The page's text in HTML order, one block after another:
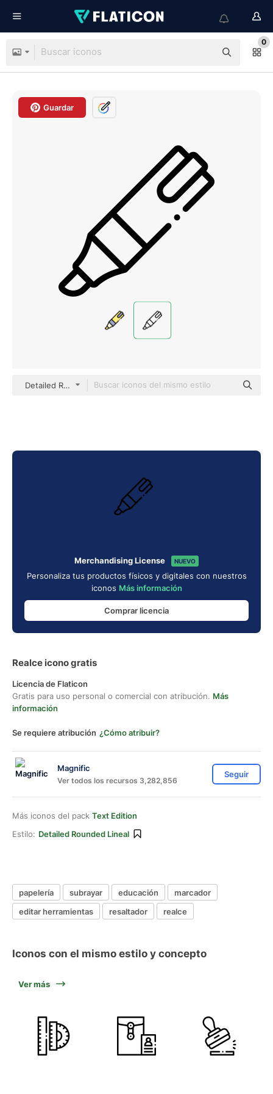
0
Guardar
Detailed Rounded Lineal
Merchandising License NUEVO
Personaliza tus productos físicos y digitales con nuestros
iconos Más información
Comprar licencia
Realce icono gratis
Licencia de Flaticon
Gratis para uso personal o comercial con atribución. Más
información
Se requiere atribución ¿Cómo atribuir?
Magnific
Ver todos los recursos 3,282,856
Seguir
Más iconos del pack Text Edition
Estilo: Detailed Rounded Lineal
papelería subrayar educación
marcador
editar herramientas
resaltador realce
Iconos con el mismo estilo y concepto
Ver más